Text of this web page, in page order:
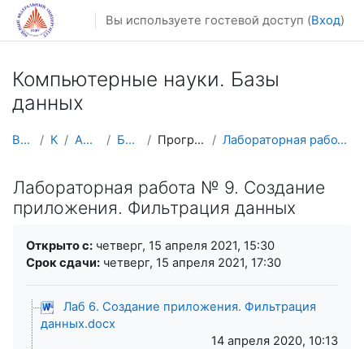
Перейти к основному содержанию
Вы используете гостевой доступ (Вход)
Компьютерные науки. Базы
данных
В начало Курсы Архив курсов Базы данных Программирование БД Лабораторная работа № 9. Создание приложения. Филь...
Лабораторная работа № 9. Создание
приложения. Фильтрация данных
Открыто с: четверг, 15 апреля 2021, 15:30
Срок сдачи: четверг, 15 апреля 2021, 17:30
Лаб 6. Создание приложения. Фильтрация
данных.docx
14 апреля 2020, 10:13